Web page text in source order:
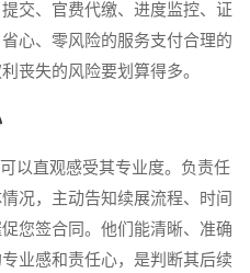
交、官费代缴、进度监控、证
心、零风险的服务支付合理的
丧失的风险要划算得多。
直观感受其专业度。负责任
况，主动告知续展流程、时间
您签合同。他们能清晰、准确
业感和责任心，是判断其后续